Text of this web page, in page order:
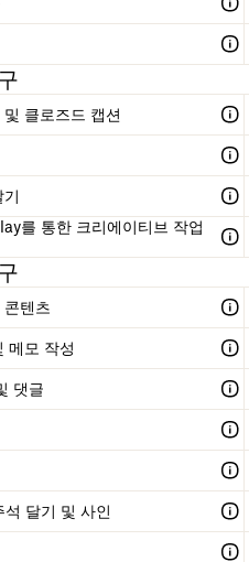
클로즈드 캡션
를 통한 크리에이티브 작업
콘텐츠
메모 작성
댓글
달기 및 사인